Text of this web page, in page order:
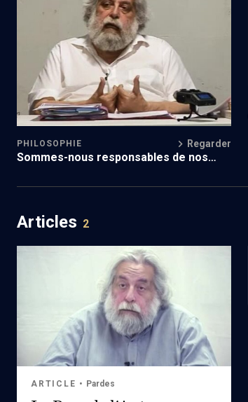
PHILOSOPHIE Regarder
Sommes-nous responsables de nos
Articles 2
ARTICLE • Pardes